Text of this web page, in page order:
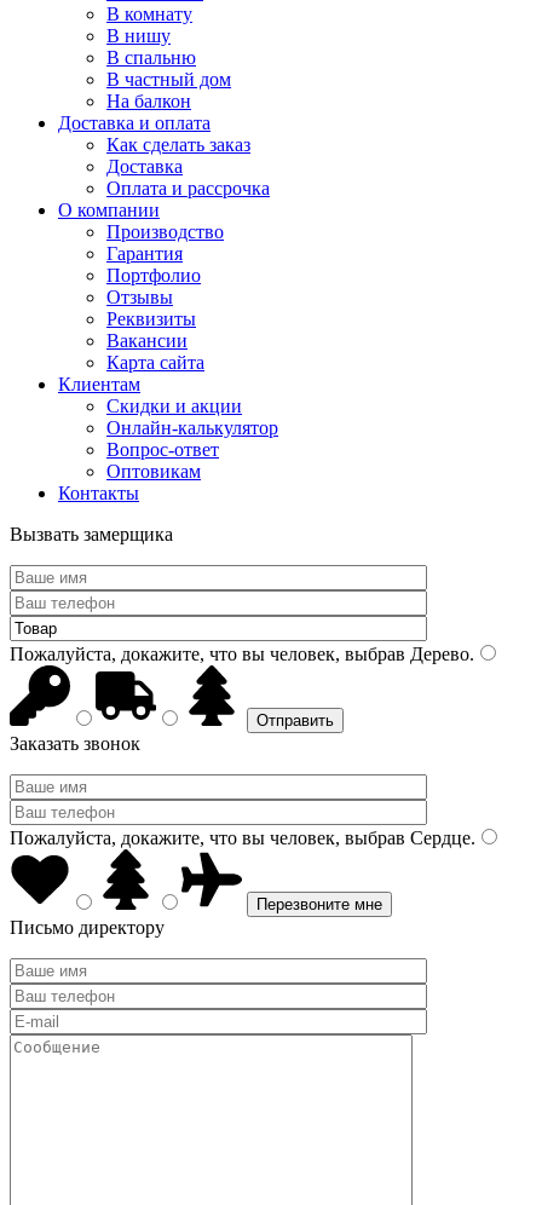
В комнату
В нишу
В спальню
В частный дом
На балкон
Доставка и оплата
Как сделать заказ
Доставка
Оплата и рассрочка
О компании
Производство
Гарантия
Портфолио
Отзывы
Реквизиты
Вакансии
Карта сайта
Клиентам
Скидки и акции
Онлайн-калькулятор
Вопрос-ответ
Оптовикам
Контакты
Вызвать замерщика
Пожалуйста, докажите, что вы человек, выбрав Дерево.
Заказать звонок
Пожалуйста, докажите, что вы человек, выбрав Сердце.
Письмо директору